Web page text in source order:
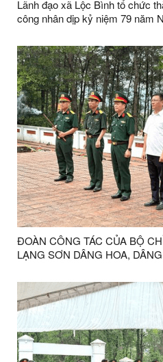
Lãnh đạo xã Lộc Bình tổ chức
công nhân dịp kỷ niệm 79 năm
ĐOÀN CÔNG TÁC CỦA BỘ
LẠNG SƠN DÂNG HOA,
THƯƠNG